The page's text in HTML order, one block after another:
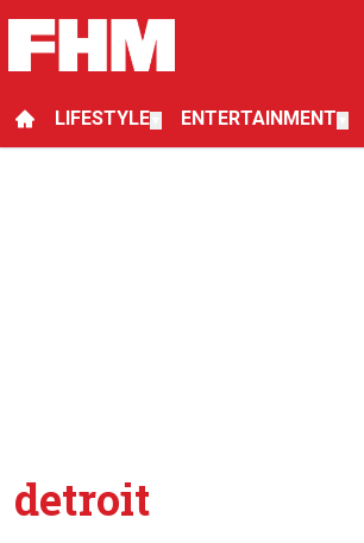
LIFESTYLE ENTERTAINMENT
detroit